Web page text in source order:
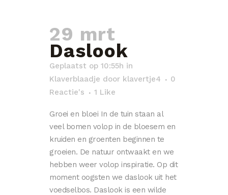
29 mrt
Daslook
Geplaatst op 10:55h in
Klaverblaadje door klavertje4
0
Reactie's
1 Like
Groei en bloei In de tuin staan al
veel bomen volop in de bloesem en
kruiden en groenten beginnen te
groeien. De natuur ontwaakt en we
hebben weer volop inspiratie. Op dit
moment oogsten we daslook uit het
voedselbos. Daslook is een wilde